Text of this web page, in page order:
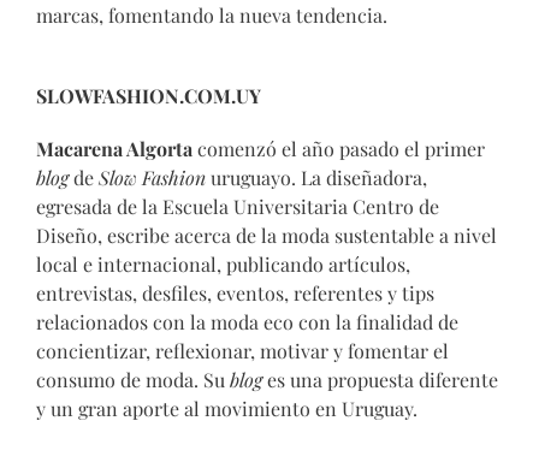
marcas, fomentando la nueva tendencia.
SLOWFASHION.COM.UY
Macarena Algorta comenzó el año pasado el primer
blogdeSlow Fashionuruguayo. La diseñadora,
egresada de la Escuela Universitaria Centro de
Diseño, escribe acerca de la moda sustentable a nivel
local e internacional, publicando artículos,
entrevistas, desfiles, eventos, referentes y tips
relacionados con la moda eco con la finalidad de
concientizar, reflexionar, motivar y fomentar el
consumo de moda. Su bloges una propuesta diferente
y un gran aporte al movimiento en Uruguay.